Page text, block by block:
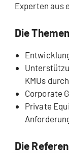
Experten aus
Die Themen
KMUs
Corporate
Private
Die